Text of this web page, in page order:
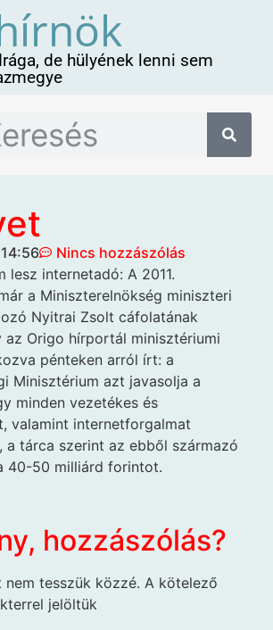
de hülyének lenni sem
14:56
Nincs hozzászólás
lesz internetadó: A 2011.
a Miniszterelnökség miniszteri
Nyitrai Zsolt cáfolatának
az Origo hírportál minisztériumi
pénteken arról írt: a
Minisztérium azt javasolja a
minden vezetékes és
valamint internetforgalmat
a tárca szerint az ebből származó
40-50 milliárd forintot.
hozzászólás?
tesszük közzé. A kötelező
jelöltük